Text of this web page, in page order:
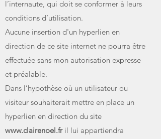
l’internaute, qui doit se conformer à leurs
conditions d’utilisation.
Aucune insertion d'un hyperlien en
direction de ce site internet ne pourra être
effectuée sans mon autorisation expresse
et préalable.
Dans l’hypothèse où un utilisateur ou
visiteur souhaiterait mettre en place un
hyperlien en direction du site
www.clairenoel.fril lui appartiendra